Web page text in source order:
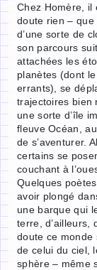
Chez Homère, il
doute rien –
d’une sorte de
son parcours
attachées les
planètes (dont
errants), se
trajectoires bien
une sorte d’île
fleuve Océan,
de s’aventurer.
certains se
couchant à
Quelques
avoir plongé
une barque qui
terre, d’ailleurs,
doute ce monde
de celui du ciel,
sphère – même